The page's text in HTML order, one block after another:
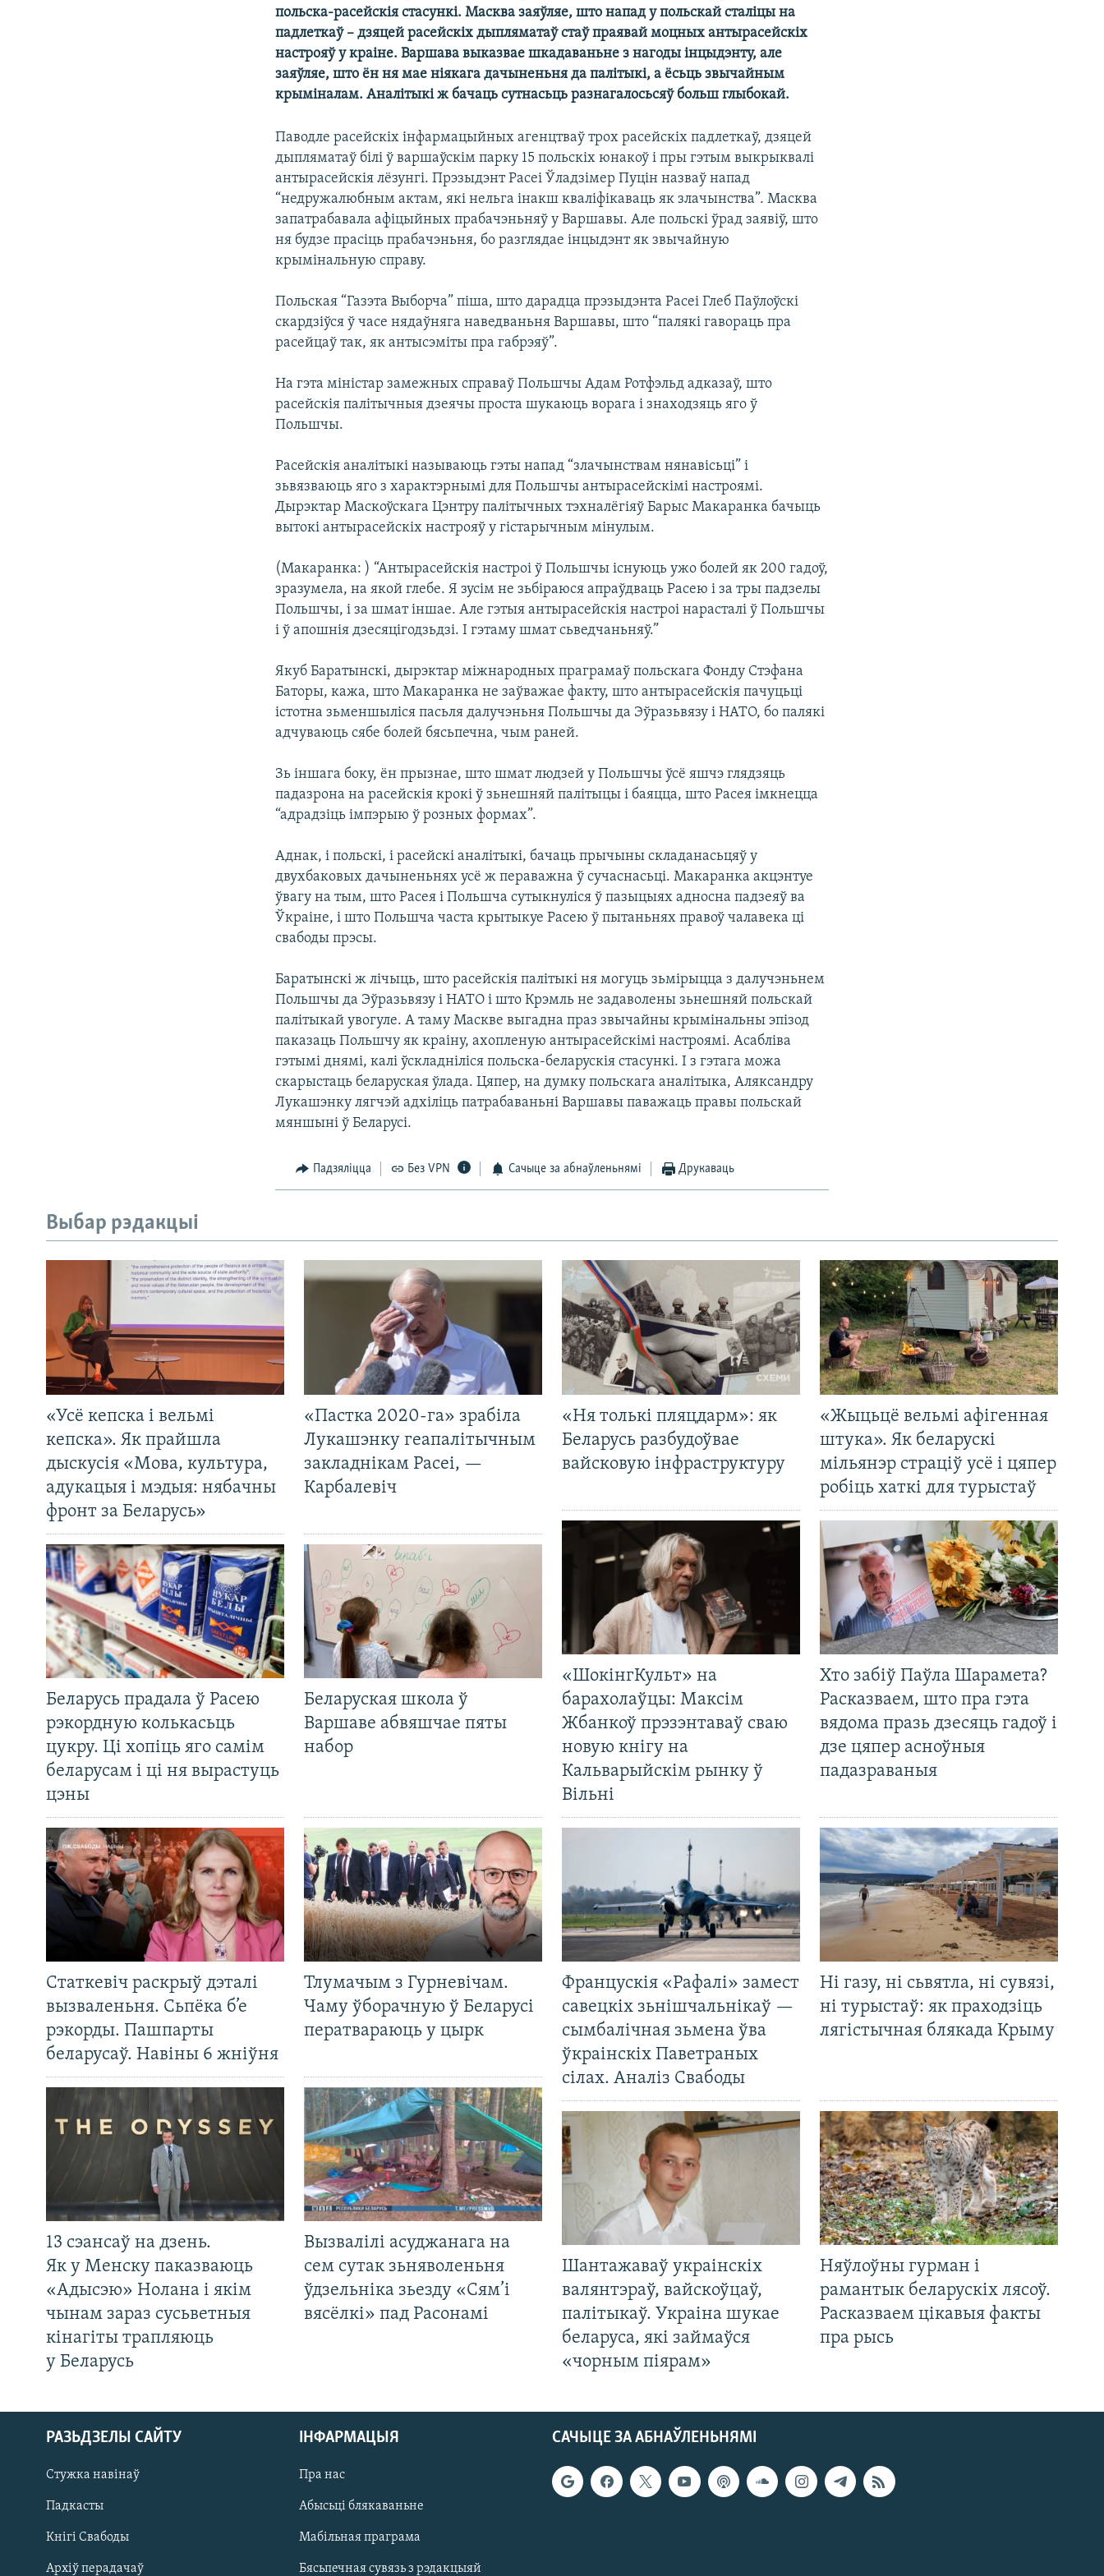
польска-расейскія стасункі. Масква заяўляе, што напад у польскай сталіцы на
падлеткаў – дзяцей расейскіх дыпляматаў стаў праявай моцных антырасейскіх
настрояў у краіне. Варшава выказвае шкадаваньне з нагоды інцыдэнту, але
заяўляе, што ён ня мае ніякага дачыненьня да палітыкі, а ёсьць звычайным
крыміналам. Аналітыкі ж бачаць сутнасьць разнагалосьсяў больш глыбокай.
Паводле расейскіх інфармацыйных агенцтваў трох расейскіх падлеткаў, дзяцей
дыпляматаў білі ў варшаўскім парку 15 польскіх юнакоў і пры гэтым выкрыквалі
антырасейскія лёзунгі. Прэзыдэнт Расеі Ўладзімер Пуцін назваў напад
“недружалюбным актам, які нельга інакш кваліфікаваць як злачынства”. Масква
запатрабавала афіцыйных прабачэньняў у Варшавы. Але польскі ўрад заявіў, што
ня будзе прасіць прабачэньня, бо разглядае інцыдэнт як звычайную
крымінальную справу.
Польская “Газэта Выборча” піша, што дарадца прэзыдэнта Расеі Глеб Паўлоўскі
скардзіўся ў часе нядаўняга наведваньня Варшавы, што “палякі гавораць пра
расейцаў так, як антысэміты пра габрэяў”.
На гэта міністар замежных справаў Польшчы Адам Ротфэльд адказаў, што
расейскія палітычныя дзеячы проста шукаюць ворага і знаходзяць яго ў
Польшчы.
Расейскія аналітыкі называюць гэты напад “злачынствам нянавісьці” і
зьвязваюць яго з характэрнымі для Польшчы антырасейскімі настроямі.
Дырэктар Маскоўскага Цэнтру палітычных тэхналёгіяў Барыс Макаранка бачыць
вытокі антырасейскіх настрояў у гістарычным мінулым.
(Макаранка: ) “Антырасейскія настроі ў Польшчы існуюць ужо болей як 200 гадоў,
зразумела, на якой глебе. Я зусім не зьбіраюся апраўдваць Расею і за тры падзелы
Польшчы, і за шмат іншае. Але гэтыя антырасейскія настроі нарасталі ў Польшчы
і ў апошнія дзесяцігодзьдзі. І гэтаму шмат сьведчаньняў.”
Якуб Баратынскі, дырэктар міжнародных праграмаў польскага Фонду Стэфана
Баторы, кажа, што Макаранка не заўважае факту, што антырасейскія пачуцьці
істотна зьменшыліся пасьля далучэньня Польшчы да Эўразьвязу і НАТО, бо палякі
адчуваюць сябе болей бясьпечна, чым раней.
Зь іншага боку, ён прызнае, што шмат людзей у Польшчы ўсё яшчэ глядзяць
падазрона на расейскія крокі ў зьнешняй палітыцы і баяцца, што Расея імкнецца
“адрадзіць імпэрыю ў розных формах”.
Аднак, і польскі, і расейскі аналітыкі, бачаць прычыны складанасьцяў у
двухбаковых дачыненьнях усё ж пераважна ў сучаснасьці. Макаранка акцэнтуе
ўвагу на тым, што Расея і Польшча сутыкнуліся ў пазыцыях адносна падзеяў ва
Ўкраіне, і што Польшча часта крытыкуе Расею ў пытаньнях правоў чалавека ці
свабоды прэсы.
Баратынскі ж лічыць, што расейскія палітыкі ня могуць зьмірыцца з далучэньнем
Польшчы да Эўразьвязу і НАТО і што Крэмль не задаволены зьнешняй польскай
палітыкай увогуле. А таму Маскве выгадна праз звычайны крымінальны эпізод
паказаць Польшчу як краіну, ахопленую антырасейскімі настроямі. Асабліва
гэтымі днямі, калі ўскладніліся польска-беларускія стасункі. І з гэтага можа
скарыстаць беларуская ўлада. Цяпер, на думку польскага аналітыка, Аляксандру
Лукашэнку лягчэй адхіліць патрабаваньні Варшавы паважаць правы польскай
мяншыні ў Беларусі.
Падзяліцца Без VPN Сачыце за абнаўленьнямі Друкаваць
Выбар рэдакцыі
«Усё кепска і вельмі
кепска». Як прайшла
дыскусія «Мова, культура,
адукацыя і мэдыя: нябачны
фронт за Беларусь»
«Пастка 2020-га» зрабіла
Лукашэнку геапалітычным
закладнікам Расеі, —
Карбалевіч
Беларусь прадала ў Расею
рэкордную колькасьць
цукру. Ці хопіць яго самім
беларусам і ці ня вырастуць
цэны
Беларуская школа ў
Варшаве абвяшчае пяты
набор
Статкевіч раскрыў дэталі
вызваленьня. Сьпёка б’е
рэкорды. Пашпарты
беларусаў. Навіны 6 жніўня
Тлумачым з Гурневічам.
Чаму ўборачную ў Беларусі
ператвараюць у цырк
13 сэансаў на дзень.
Як у Менску паказваюць
«Адысэю» Нолана і якім
чынам зараз сусьветныя
кінагіты трапляюць
у Беларусь
Вызвалілі асуджанага на
сем сутак зьняволеньня
ўдзельніка зьезду «Сям’і
вясёлкі» пад Расонамі
«Ня толькі пляцдарм»: як
Беларусь разбудоўвае
вайсковую інфраструктуру
«Жыцьцё вельмі афігенная
штука». Як беларускі
мільянэр страціў усё і цяпер
робіць хаткі для турыстаў
«ШокінгКульт» на
барахолаўцы: Максім
Жбанкоў прэзэнтаваў сваю
новую кнігу на
Кальварыйскім рынку ў
Вільні
Хто забіў Паўла Шарамета?
Расказваем, што пра гэта
вядома празь дзесяць гадоў і
дзе цяпер асноўныя
падазраваныя
Францускія «Рафалі» замест
савецкіх зьнішчальнікаў —
сымбалічная зьмена ўва
ўкраінскіх Паветраных
сілах. Аналіз Свабоды
Ні газу, ні сьвятла, ні сувязі,
ні турыстаў: як праходзіць
лягістычная блякада Крыму
Шантажаваў украінскіх
валянтэраў, вайскоўцаў,
палітыкаў. Украіна шукае
беларуса, які займаўся
«чорным піярам»
Няўлоўны гурман і
рамантык беларускіх лясоў.
Расказваем цікавыя факты
пра рысь
САЧЫЦЕ ЗА АБНАЎЛЕНЬНЯМІ
РАЗЬДЗЕЛЫ САЙТУ
Стужка навінаў
Падкасты
Кнігі Свабоды
Архіў перадачаў
ІНФАРМАЦЫЯ
Пра нас
Абысьці блякаваньне
Мабільная праграма
Бясьпечная сувязь з рэдакцыяй